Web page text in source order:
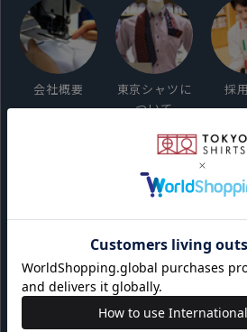
会社概要
東京シャツに
ついて
採
サイト利用規約
会員利用規約